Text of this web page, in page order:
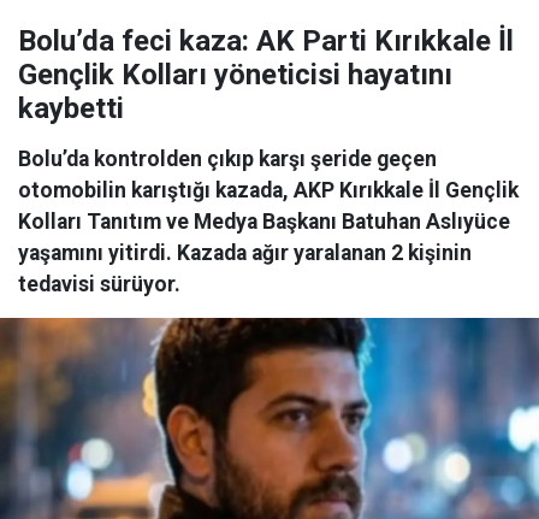
Bolu’da feci kaza: AK Parti Kırıkkale İl
Gençlik Kolları yöneticisi hayatını
kaybetti
Bolu’da kontrolden çıkıp karşı şeride geçen
otomobilin karıştığı kazada, AKP Kırıkkale İl Gençlik
Kolları Tanıtım ve Medya Başkanı Batuhan Aslıyüce
yaşamını yitirdi. Kazada ağır yaralanan 2 kişinin
tedavisi sürüyor.